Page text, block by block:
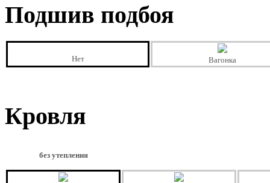
Подшив подбоя
Нет Вагонка
Кровля
без утепления